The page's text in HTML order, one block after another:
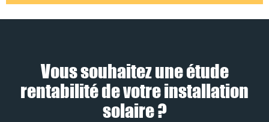
Vous souhaitez une étude
rentabilité de votre installation
solaire ?